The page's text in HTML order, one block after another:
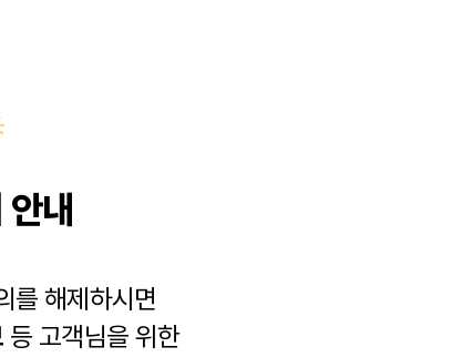
내
를 해제하시면
등 고객님을 위한